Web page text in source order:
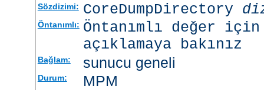
Sözdizimi: CoreDumpDirectory
Öntanımlı: Öntanımlı değer
açıklamaya bakınız
Bağlam: sunucu geneli
Durum: MPM